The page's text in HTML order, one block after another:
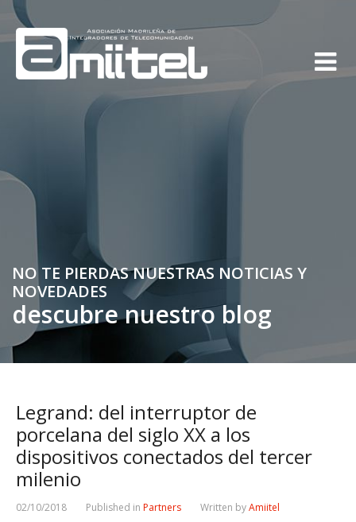
NO TE PIERDAS NUESTRAS NOTICIAS Y
NOVEDADES
descubre nuestro blog
Legrand: del interruptor de
porcelana del siglo XX a los
dispositivos conectados del tercer
milenio
02/10/2018 Published in Partners Written byAmiitel